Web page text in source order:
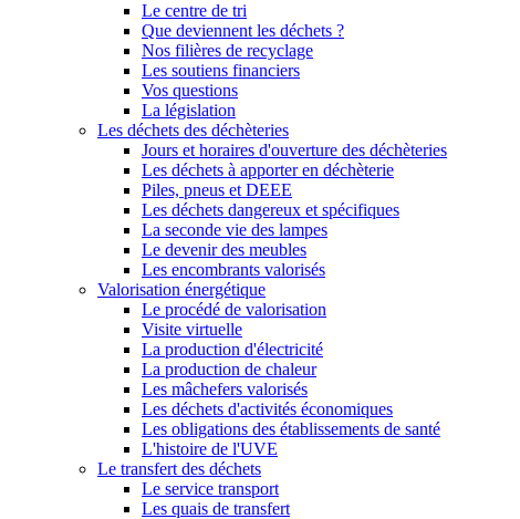
Le centre de tri
Que deviennent les déchets ?
Nos filières de recyclage
Les soutiens financiers
Vos questions
La législation
Les déchets des déchèteries
Jours et horaires d'ouverture des déchèteries
Les déchets à apporter en déchèterie
Piles, pneus et DEEE
Les déchets dangereux et spécifiques
La seconde vie des lampes
Le devenir des meubles
Les encombrants valorisés
Valorisation énergétique
Le procédé de valorisation
Visite virtuelle
La production d'électricité
La production de chaleur
Les mâchefers valorisés
Les déchets d'activités économiques
Les obligations des établissements de santé
L'histoire de l'UVE
Le transfert des déchets
Le service transport
Les quais de transfert